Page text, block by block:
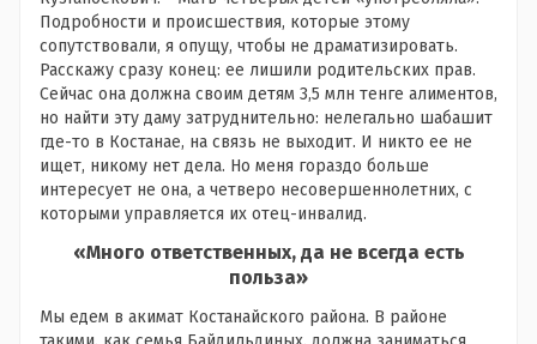
Подробности и происшествия, которые этому
сопутствовали, я опущу, чтобы не драматизировать.
Расскажу сразу конец: ее лишили родительских прав.
Сейчас она должна своим детям 3,5 млн тенге алиментов,
но найти эту даму затруднительно: нелегально шабашит
где-то в Костанае, на связь не выходит. И никто ее не
ищет, никому нет дела. Но меня гораздо больше
интересует не она, а четверо несовершеннолетних, с
которыми управляется их отец-инвалид.
«Много ответственных, да не всегда есть
польза»
Мы едем в акимат Костанайского района. В районе